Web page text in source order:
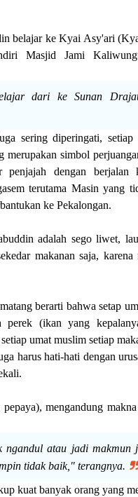
belajar ke Kyai Asy'ari
Masjid Jami
dari ke Sunan
sering diperingati, setiap
simbol
penjajah dengan berjalan
terutama Masin yang
ke Pekalongan.
adalah sego liwet,
makanan saja, karena
berarti bahwa setap
(ikan yang
umat muslim setiap
harus hati-hati dengan
mengandung
ngandul atau jadi makmun
tidak baik," terangnya.
kuat banyak orang yang